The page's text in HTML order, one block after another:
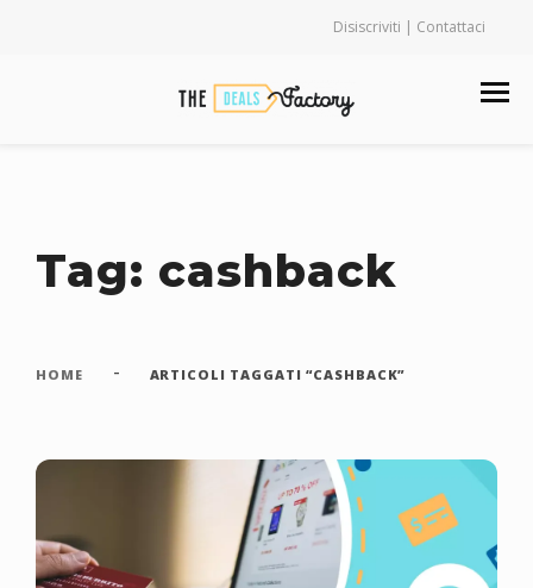
Tag: cashback
HOME - ARTICOLI TAGGATI “CASHBACK”
Disiscriviti | Contattaci